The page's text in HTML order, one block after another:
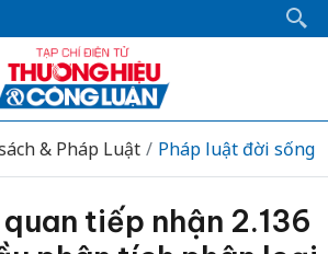
& Pháp Luật Pháp luật đời sống
tiếp nhận 2.136